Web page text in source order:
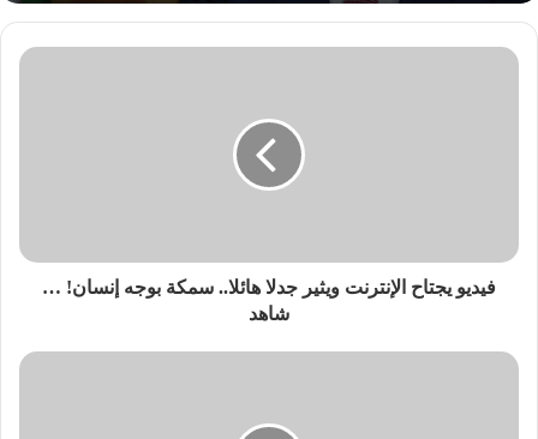
فيديو يجتاح الإنترنت ويثير جدلا هائلا.. سمكة بوجه إنسان! …
شاهد